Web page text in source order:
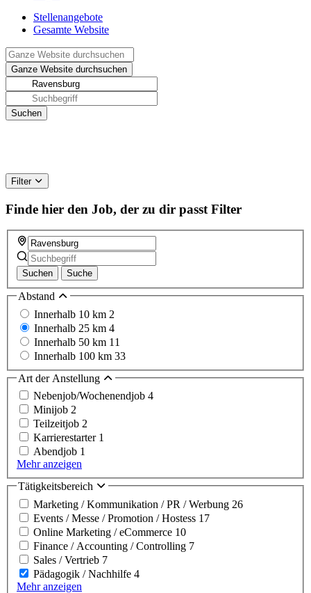
Stellenangebote
Gesamte Website
Filter
Finde hier den Job, der zu dir passt Filter
Suchen Suche
Abstand
Innerhalb 10 km 2
Innerhalb 25 km 4
Innerhalb 50 km 11
Innerhalb 100 km 33
Art der Anstellung
Nebenjob/Wochenendjob 4
Minijob 2
Teilzeitjob 2
Karrierestarter 1
Abendjob 1
Mehr anzeigen
Tätigkeitsbereich
Marketing / Kommunikation / PR / Werbung 26
Events / Messe / Promotion / Hostess 17
Online Marketing / eCommerce 10
Finance / Accounting / Controlling 7
Sales / Vertrieb 7
Pädagogik / Nachhilfe 4
Mehr anzeigen